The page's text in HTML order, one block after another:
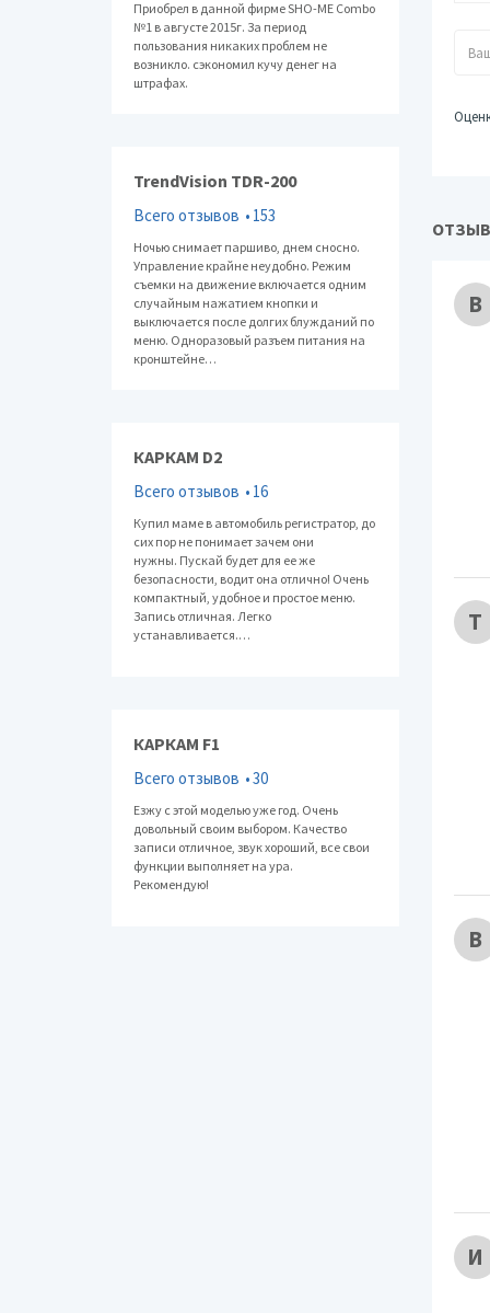
В
Т
В
И
Приобрел в данной фирме SHO-ME Combo
№1 в августе 2015г. За период
пользования никаких проблем не
возникло. сэкономил кучу денег на
штрафах.
TrendVision TDR-200
Всего отзывов 153
Ночью снимает паршиво, днем сносно.
Управление крайне неудобно. Режим
съемки на движение включается одним
случайным нажатием кнопки и
выключается после долгих блужданий по
меню. Одноразовый разъем питания на
кронштейне…
КАРКАМ D2
Всего отзывов 16
Купил маме в автомобиль регистратор, до
сих пор не понимает зачем они
нужны. Пускай будет для ее же
безопасности, водит она отлично! Очень
компактный, удобное и простое меню.
Запись отличная. Легко
устанавливается.…
КАРКАМ F1
Всего отзывов 30
Езжу с этой моделью уже год. Очень
довольный своим выбором. Качество
записи отличное, звук хороший, все свои
функции выполняет на ура.
Рекомендую!